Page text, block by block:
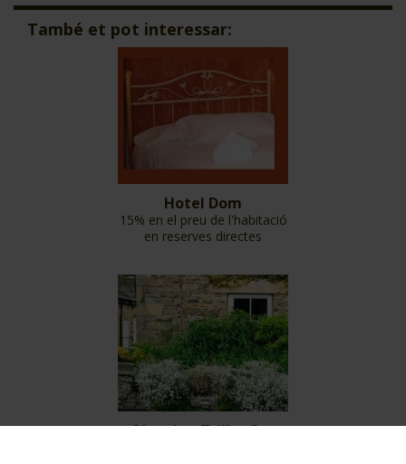
També et pot interessar:
Hotel Dom
15% en el preu de l'habitació
en reserves directes
Càmping Trillas Spa